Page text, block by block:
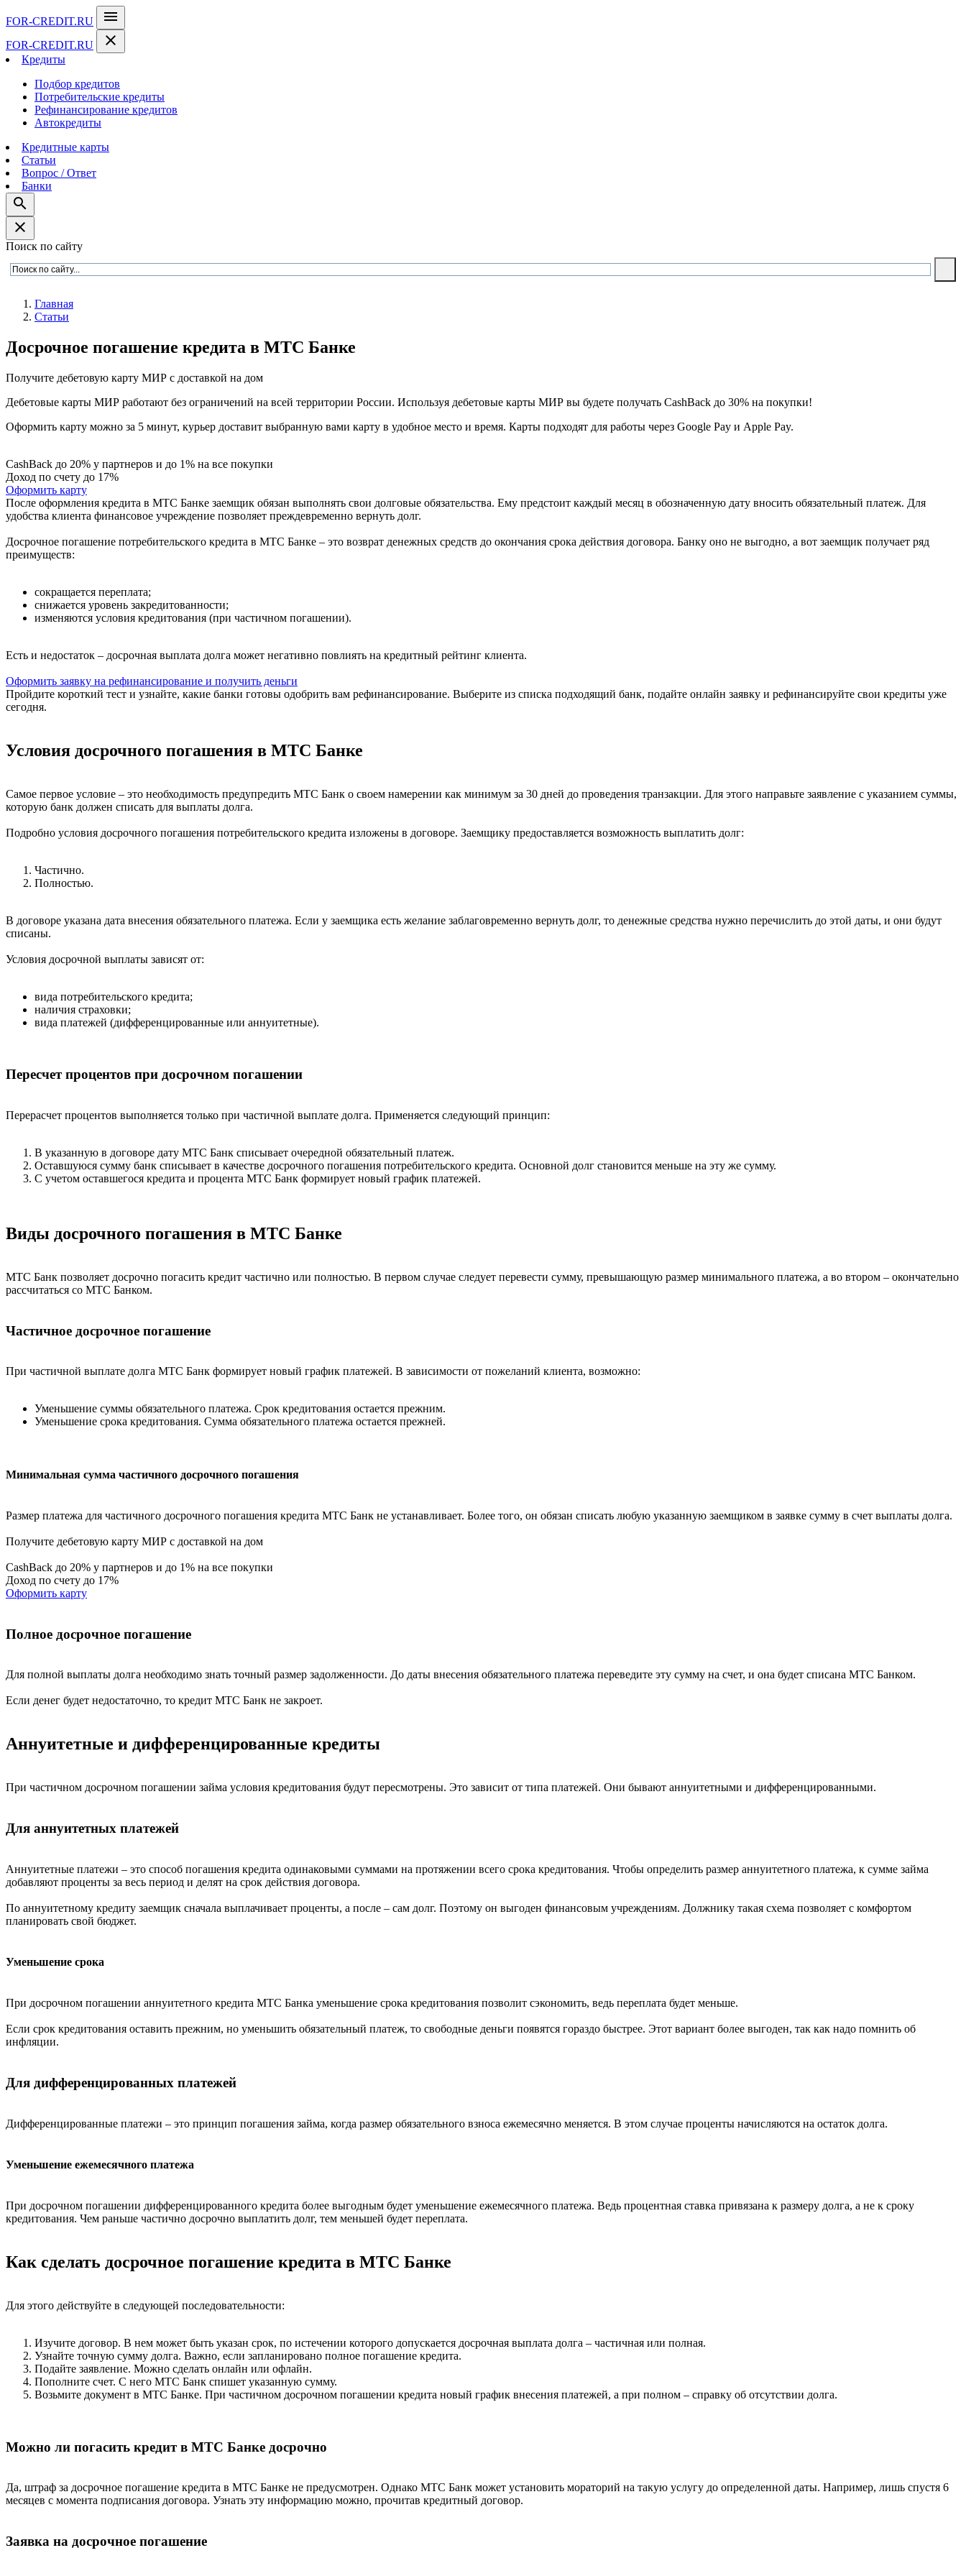
FOR-CREDIT.RU menu
FOR-CREDIT.RU close
Кредиты
Подбор кредитов
Потребительские кредиты
Рефинансирование кредитов
Автокредиты
Кредитные карты
Статьи
Вопрос / Ответ
Банки
search
close
Поиск по сайту
Главная
Статьи
Досрочное погашение кредита в МТС Банке
Получите дебетовую карту МИР с доставкой на дом
Дебетовые карты МИР работают без ограничений на всей территории России. Используя дебетовые карты МИР вы будете получать CashBack до 30% на покупки!
Оформить карту можно за 5 минут, курьер доставит выбранную вами карту в удобное место и время. Карты подходят для работы через Google Pay и Apple Pay.
CashBack до 20% у партнеров и до 1% на все покупки
Доход по счету до 17%
Оформить карту
После оформления кредита в МТС Банке заемщик обязан выполнять свои долговые обязательства. Ему предстоит каждый месяц в обозначенную дату вносить обязательный платеж. Для
удобства клиента финансовое учреждение позволяет преждевременно вернуть долг.
Досрочное погашение потребительского кредита в МТС Банке – это возврат денежных средств до окончания срока действия договора. Банку оно не выгодно, а вот заемщик получает ряд
преимуществ:
сокращается переплата;
снижается уровень закредитованности;
изменяются условия кредитования (при частичном погашении).
Есть и недостаток – досрочная выплата долга может негативно повлиять на кредитный рейтинг клиента.
Оформить заявку на рефинансирование и получить деньги
Пройдите короткий тест и узнайте, какие банки готовы одобрить вам рефинансирование. Выберите из списка подходящий банк, подайте онлайн заявку и рефинансируйте свои кредиты уже
сегодня.
Условия досрочного погашения в МТС Банке
Самое первое условие – это необходимость предупредить МТС Банк о своем намерении как минимум за 30 дней до проведения транзакции. Для этого направьте заявление с указанием суммы,
которую банк должен списать для выплаты долга.
Подробно условия досрочного погашения потребительского кредита изложены в договоре. Заемщику предоставляется возможность выплатить долг:
Частично.
Полностью.
В договоре указана дата внесения обязательного платежа. Если у заемщика есть желание заблаговременно вернуть долг, то денежные средства нужно перечислить до этой даты, и они будут
списаны.
Условия досрочной выплаты зависят от:
вида потребительского кредита;
наличия страховки;
вида платежей (дифференцированные или аннуитетные).
Пересчет процентов при досрочном погашении
Перерасчет процентов выполняется только при частичной выплате долга. Применяется следующий принцип:
В указанную в договоре дату МТС Банк списывает очередной обязательный платеж.
Оставшуюся сумму банк списывает в качестве досрочного погашения потребительского кредита. Основной долг становится меньше на эту же сумму.
С учетом оставшегося кредита и процента МТС Банк формирует новый график платежей.
Виды досрочного погашения в МТС Банке
МТС Банк позволяет досрочно погасить кредит частично или полностью. В первом случае следует перевести сумму, превышающую размер минимального платежа, а во втором – окончательно
рассчитаться со МТС Банком.
Частичное досрочное погашение
При частичной выплате долга МТС Банк формирует новый график платежей. В зависимости от пожеланий клиента, возможно:
Уменьшение суммы обязательного платежа. Срок кредитования остается прежним.
Уменьшение срока кредитования. Сумма обязательного платежа остается прежней.
Минимальная сумма частичного досрочного погашения
Размер платежа для частичного досрочного погашения кредита МТС Банк не устанавливает. Более того, он обязан списать любую указанную заемщиком в заявке сумму в счет выплаты долга.
Получите дебетовую карту МИР с доставкой на дом
CashBack до 20% у партнеров и до 1% на все покупки
Доход по счету до 17%
Оформить карту
Полное досрочное погашение
Для полной выплаты долга необходимо знать точный размер задолженности. До даты внесения обязательного платежа переведите эту сумму на счет, и она будет списана МТС Банком.
Если денег будет недостаточно, то кредит МТС Банк не закроет.
Аннуитетные и дифференцированные кредиты
При частичном досрочном погашении займа условия кредитования будут пересмотрены. Это зависит от типа платежей. Они бывают аннуитетными и дифференцированными.
Для аннуитетных платежей
Аннуитетные платежи – это способ погашения кредита одинаковыми суммами на протяжении всего срока кредитования. Чтобы определить размер аннуитетного платежа, к сумме займа
добавляют проценты за весь период и делят на срок действия договора.
По аннуитетному кредиту заемщик сначала выплачивает проценты, а после – сам долг. Поэтому он выгоден финансовым учреждениям. Должнику такая схема позволяет с комфортом
планировать свой бюджет.
Уменьшение срока
При досрочном погашении аннуитетного кредита МТС Банка уменьшение срока кредитования позволит сэкономить, ведь переплата будет меньше.
Если срок кредитования оставить прежним, но уменьшить обязательный платеж, то свободные деньги появятся гораздо быстрее. Этот вариант более выгоден, так как надо помнить об
инфляции.
Для дифференцированных платежей
Дифференцированные платежи – это принцип погашения займа, когда размер обязательного взноса ежемесячно меняется. В этом случае проценты начисляются на остаток долга.
Уменьшение ежемесячного платежа
При досрочном погашении дифференцированного кредита более выгодным будет уменьшение ежемесячного платежа. Ведь процентная ставка привязана к размеру долга, а не к сроку
кредитования. Чем раньше частично досрочно выплатить долг, тем меньшей будет переплата.
Как сделать досрочное погашение кредита в МТС Банке
Для этого действуйте в следующей последовательности:
Изучите договор. В нем может быть указан срок, по истечении которого допускается досрочная выплата долга – частичная или полная.
Узнайте точную сумму долга. Важно, если запланировано полное погашение кредита.
Подайте заявление. Можно сделать онлайн или офлайн.
Пополните счет. С него МТС Банк спишет указанную сумму.
Возьмите документ в МТС Банке. При частичном досрочном погашении кредита новый график внесения платежей, а при полном – справку об отсутствии долга.
Можно ли погасить кредит в МТС Банке досрочно
Да, штраф за досрочное погашение кредита в МТС Банке не предусмотрен. Однако МТС Банк может установить мораторий на такую услугу до определенной даты. Например, лишь спустя 6
месяцев с момента подписания договора. Узнать эту информацию можно, прочитав кредитный договор.
Заявка на досрочное погашение